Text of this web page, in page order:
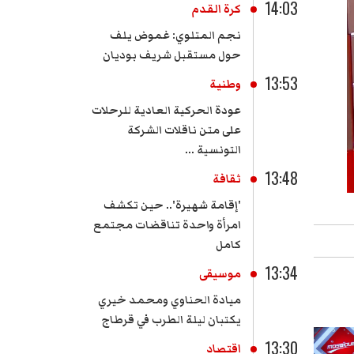
14:03
كرة القدم
نجم المتلوي: ​غموض يلف
حول مستقبل شريف بوديان
13:53
وطنية
عودة الحركية العادية للرحلات
على متن ناقلات الشركة
التونسية ...
13:48
ثقافة
'إقامة شهيرة'.. حين تكشف
امرأة واحدة تناقضات مجتمع
كامل
13:34
موسيقى
ميادة الحناوي ومحمد خيري
يكتبان ليلة الطرب في قرطاج
13:30
اقتصاد